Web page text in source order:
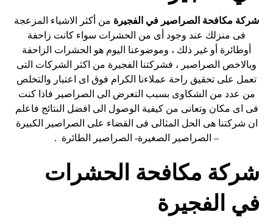
شركة مكافحة الصراصير في الفجيرة من أكثر الاشياء المزعجة
فى منزلك عند وجود أى من الحشرات سواء كانت زاحفة
أوطائرة أو غير ذلك ، وموضوعنا اليوم هو الحشرات الزاحفة
وبالاخص الصراصير ، فشركتنا الفجيرة من اكثر الشركات التى
تعمل على تحقيق راحة عملاءنا الكرام فوق اى اعتبار والتخلص
من عدد من الشكاوى بسبب التعرض الى الصراصير فاذا كنت
فى اى مكان وتعانى من كيفية الوصول الى افضل النتائج فاعلم
ان شركتنا هى الحل المثالى فى القضاء على الصراصير الكبيرة
– الصراصير الصغيرة- الصراصير الطائرة .
شركة مكافحة الحشرات
في الفجيرة